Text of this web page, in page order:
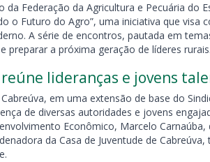
da Federação da Agricultura e Pecuária do
o Futuro do Agro”, uma iniciativa que
A série de encontros, pautada em
preparar a próxima geração de líderes rurais.
lideranças e jovens
em uma extensão de base do
de diversas autoridades e jovens
Econômico, Marcelo
da Casa de Juventude de